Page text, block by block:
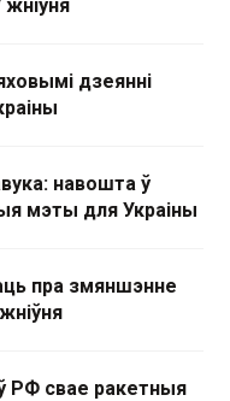
жніўня
дзеянні
навошта ў
мэты для Украіны
пра змяншэнне
РФ свае ракетныя